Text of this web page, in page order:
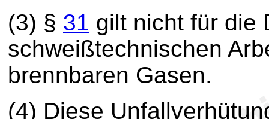
(3) § 31 gilt nicht für die
schweißtechnischen
brennbaren Gasen.
(4) Diese